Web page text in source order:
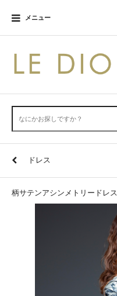
メニュー
ドレス
柄サテンアシンメトリードレス